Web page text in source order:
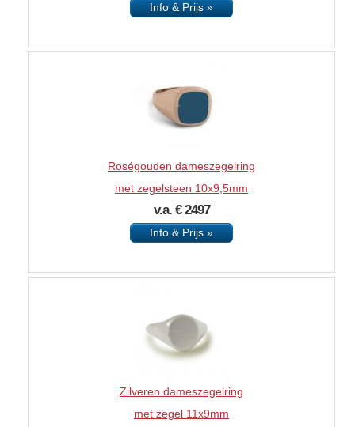
Info & Prijs »
Roségouden dameszegelring
met zegelsteen 10x9,5mm
v.a. € 2497
Info & Prijs »
Zilveren dameszegelring
met zegel 11x9mm